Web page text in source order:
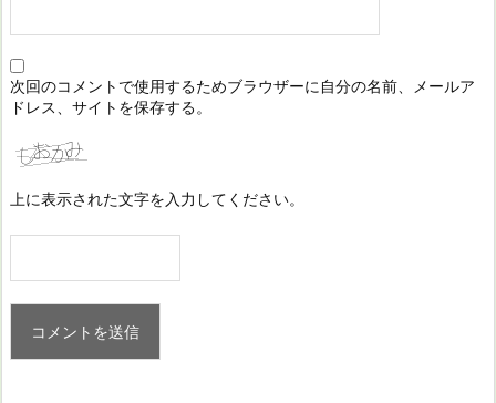
次回のコメントで使用するためブラウザーに自分の名前、メールア
ドレス、サイトを保存する。
上に表示された文字を入力してください。